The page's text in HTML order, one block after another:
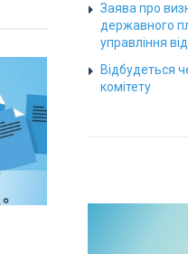
Заява про
державного
управління
Відбудеться
комітету